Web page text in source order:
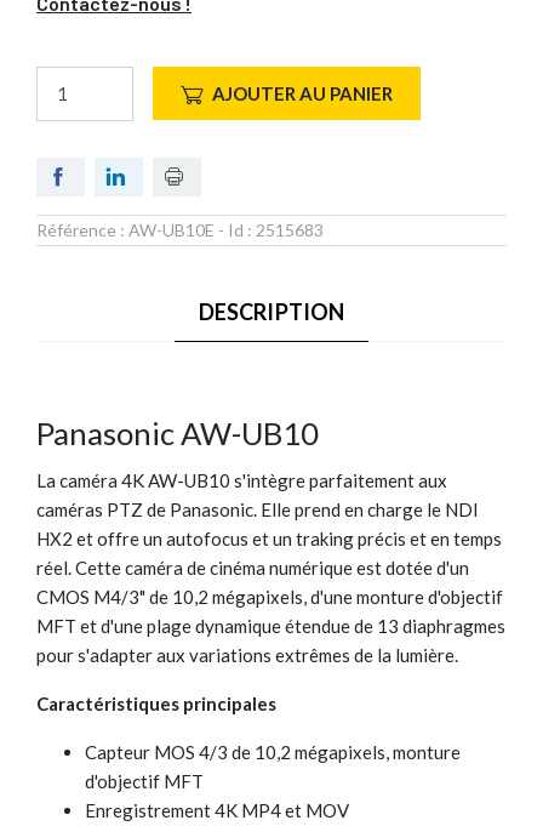
AJOUTER AU PANIER
Référence : AW-UB10E - Id : 2515683
DESCRIPTION
Panasonic AW-UB10
La caméra 4K AW-UB10 s'intègre parfaitement aux
caméras PTZ de Panasonic. Elle prend en charge le NDI
HX2 et offre un autofocus et un traking précis et en temps
réel. Cette caméra de cinéma numérique est dotée d'un
CMOS M4/3" de 10,2 mégapixels, d'une monture d'objectif
MFT et d'une plage dynamique étendue de 13 diaphragmes
pour s'adapter aux variations extrêmes de la lumière.
Caractéristiques principales
Capteur MOS 4/3 de 10,2 mégapixels, monture
d'objectif MFT
Enregistrement 4K MP4 et MOV